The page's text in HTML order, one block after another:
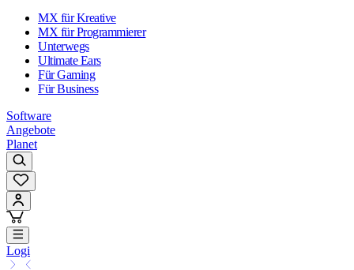
MX für Kreative
MX für Programmierer
Unterwegs
Ultimate Ears
Für Gaming
Für Business
Software
Angebote
Planet
Logi